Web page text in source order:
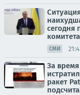
сегодня
СМИ
За
ракет